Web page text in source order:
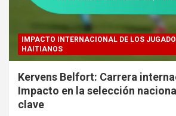
IMPACTO INTERNACIONAL DE LOS
HAITIANOS
Kervens Belfort: Carrera
Impacto en la selección
clave